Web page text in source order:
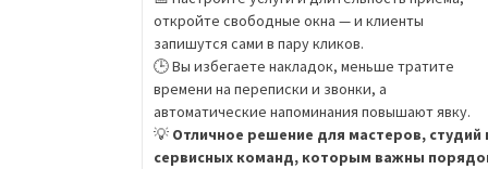
откройте свободные окна — и клиенты
запишутся сами в пару кликов.
🕒 Вы избегаете накладок, меньше тратите
времени на переписки и звонки, а
автоматические напоминания повышают явку.
💡 Отличное решение для мастеров, студий
сервисных команд, которым важны